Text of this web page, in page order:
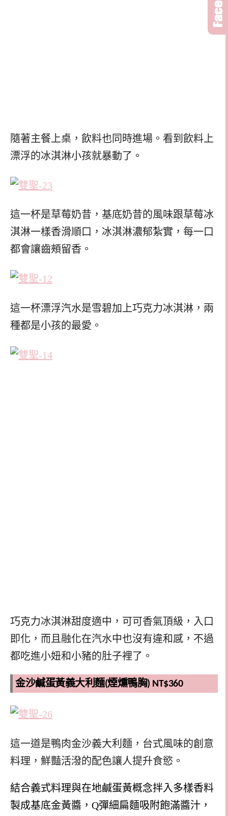
隨著主餐上桌，飲料也同時進場。看到飲料上
漂浮的冰淇淋小孩就暴動了。
這一杯是草莓奶昔，基底奶昔的風味跟草莓冰
淇淋一樣香滑順口，冰淇淋濃郁紮實，每一口
都會讓齒頰留香。
這一杯漂浮汽水是雪碧加上巧克力冰淇淋，兩
種都是小孩的最愛。
巧克力冰淇淋甜度適中，可可香氣頂級，入口
即化，而且融化在汽水中也沒有違和感，不過
都吃進小妞和小豬的肚子裡了。
金沙鹹蛋黃義大利麵(煙燻鴨胸) NT$360
這一道是鴨肉金沙義大利麵，台式風味的創意
料理，鮮豔活潑的配色讓人提升食慾。
結合義式料理與在地鹹蛋黃概念拌入多樣香料
製成基底金黃醬，Q彈細扁麵吸附飽滿醬汁，